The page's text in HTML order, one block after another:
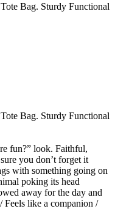
Bag. Sturdy Functional
Bag. Sturdy Functional
fun?” look. Faithful,
you don’t forget it
with something going on
poking its head
away for the day and
Feels like a companion /